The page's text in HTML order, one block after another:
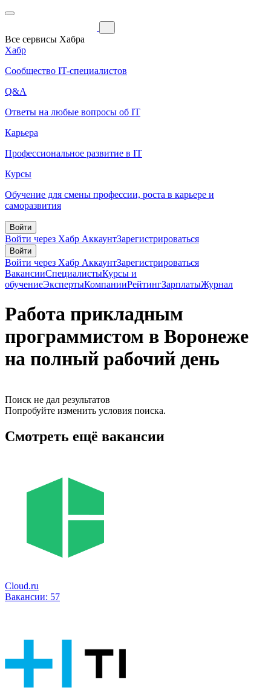
Все сервисы Хабра
Хабр
Сообщество IT-специалистов
Q&A
Ответы на любые вопросы об IT
Карьера
Профессиональное развитие в IT
Курсы
Обучение для смены профессии, роста в карьере и
саморазвития
Войти
Войти через Хабр АккаунтЗарегистрироваться
Войти
Войти через Хабр АккаунтЗарегистрироваться
ВакансииСпециалистыКурсы и
обучениеЭкспертыКомпанииРейтингЗарплатыЖурнал
Работа прикладным
программистом в Воронеже
на полный рабочий день
Поиск не дал результатов
Попробуйте изменить условия поиска.
Смотреть ещё вакансии
Cloud.ru
Вакансии: 57